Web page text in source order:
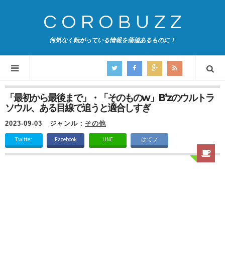
COROBUZZ
何気なく転がっている情報を価値あるものに！
「最初から最後まで」・「そのものw」B’zのウルトラ
ソウル、ある目線で追うと適合しすぎ
2023-09-03 ジャンル： その他
Twitter Facebook LINE はてブ